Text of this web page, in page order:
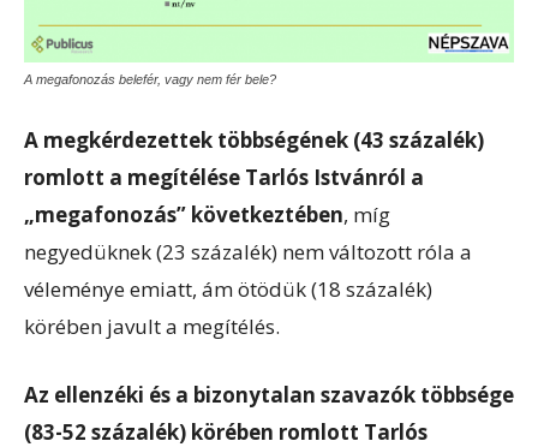
A megafonozás belefér, vagy nem fér bele?
A megkérdezettek többségének (43 százalék)
romlott a megítélése Tarlós Istvánról a
„megafonozás” következtében, míg
negyedüknek (23 százalék) nem változott róla a
véleménye emiatt, ám ötödük (18 százalék)
körében javult a megítélés.
Az ellenzéki és a bizonytalan szavazók többsége
(83-52 százalék) körében romlott Tarlós